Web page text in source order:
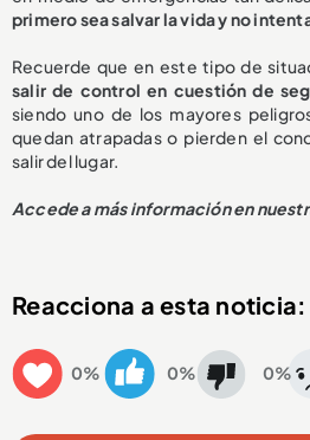
primero sea salvar la vida y no
Recuerde que en este tipo de
salir de control en cuestión de
siendo uno de los mayores
quedan atrapadas o pierden el
salir del lugar.
Accede a más información en
Reacciona a esta noticia:
0% 0% 0%